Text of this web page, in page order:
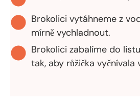
Brokolici vytáhneme z
mírně vychladnout.
Brokolici zabalíme do
tak, aby růžička vyčnívala